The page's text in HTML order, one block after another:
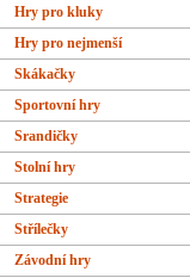
Hry pro kluky
Hry pro nejmenší
Skákačky
Sportovní hry
Srandičky
Stolní hry
Strategie
Střílečky
Závodní hry